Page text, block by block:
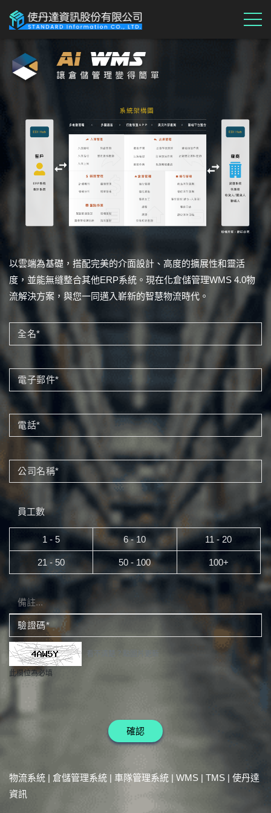
首頁
關於我們
以雲端為基礎，搭配完美的介面設計、高度的擴展性和靈活
度，並能無縫整合其他ERP系統。現在化倉儲管理WMS 4.0物
流解決方案，與您一同邁入嶄新的智慧物流時代。
全名*
電子郵件*
電話*
公司名稱*
員工數
1 - 5 6 - 10 11 - 20
21 - 50 50 - 100 100+
驗證碼*
看不清楚？點圖片更新
此欄位為必填
確認
物流系統 | 倉儲管理系統 | 車隊管理系統 | WMS | TMS | 使丹達
資訊